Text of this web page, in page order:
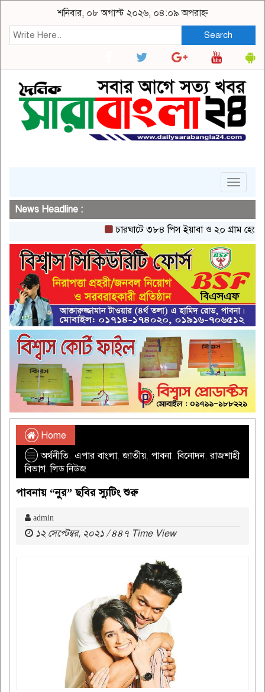
শনিবার, ০৮ অগাস্ট ২০২৬, ০৪:০৯ অপরাহ্ন
Search
Toggle
News Headline :
চারঘাটে ৩৮৪ পিস ইয়াবা ও ২০ গ্রাম
Home
অর্থনীতি, এপার বাংলা,জাতীয়,পাবনা,বিনোদন,রাজশাহী
বিভাগ,লিড নিউজ
পাবনায় “নুর” ছবির স্যুটিং শুরু
admin
১২ সেপ্টেম্বর, ২০২১ / ৪৪৭ Time View